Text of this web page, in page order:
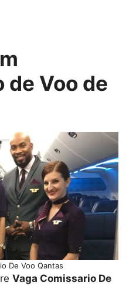
de Voo de
De Voo Qantas
Vaga Comissario De